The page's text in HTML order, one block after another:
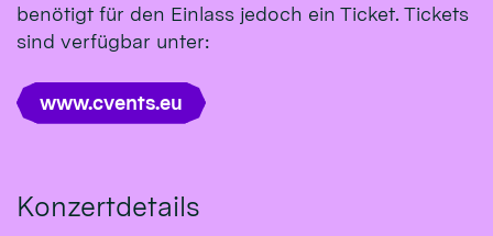
benötigt für den Einlass jedoch ein Ticket. Tickets
sind verfügbar unter:
www.cvents.eu
Konzertdetails